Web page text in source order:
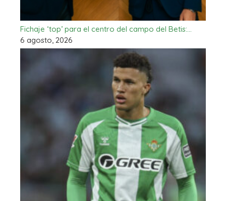
Fichaje ‘top’ para el centro del campo del Betis:…
6 agosto, 2026